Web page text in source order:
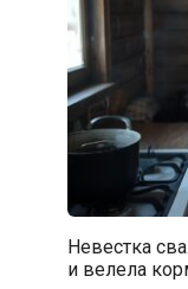
Невестка
и велела